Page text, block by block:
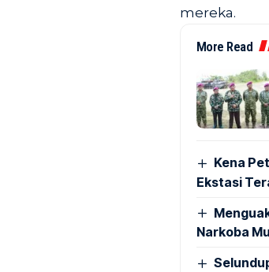
mereka.
More Read
Kena
Ekstasi
Narkoba